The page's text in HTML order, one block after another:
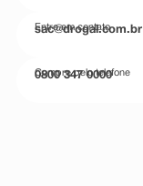
Entre em contato
sac@drogal.com.br
Compre pelo telefone
0800 347 0000